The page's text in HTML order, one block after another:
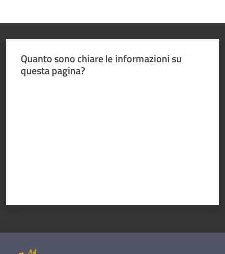
Quanto sono chiare le informazioni su
questa pagina?